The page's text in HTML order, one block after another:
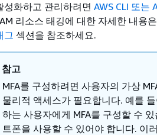
성화하고 관리하려면 AWS CLI 또는
리소스 태깅에 대한 자세한 내용은
그 섹션을 참조하세요.
참고
MFA를 구성하려면 사용자의 가상
물리적 액세스가 필요합니다. 예를
하는 사용자에게 MFA를 구성할 수
트폰을 사용할 수 있어야 합니다. 이